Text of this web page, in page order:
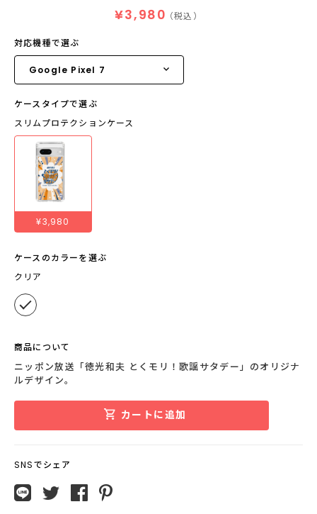
¥3,980 （税込）
対応機種で選ぶ
ケースタイプで選ぶ
スリムプロテクションケース
¥3,980
ケースのカラーを選ぶ
クリア
商品について
ニッポン放送「徳光和夫 とくモリ！歌謡サタデー」のオリジナ
ルデザイン。
カートに追加
SNSでシェア